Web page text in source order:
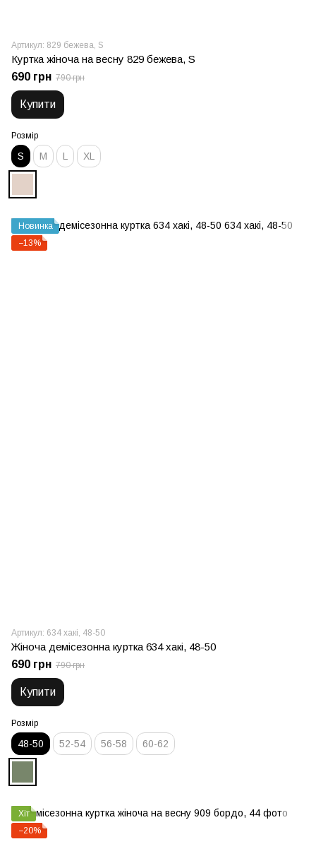
Артикул: 829 бежева, S
Куртка жіноча на весну 829 бежева, S
690 грн 790 грн
Купити
Розмір
S М L XL
Новинка
−13%
Артикул: 634 хакі, 48-50
Жіноча демісезонна куртка 634 хакі, 48-50
690 грн 790 грн
Купити
Розмір
48-50 52-54 56-58 60-62
Хіт
−20%